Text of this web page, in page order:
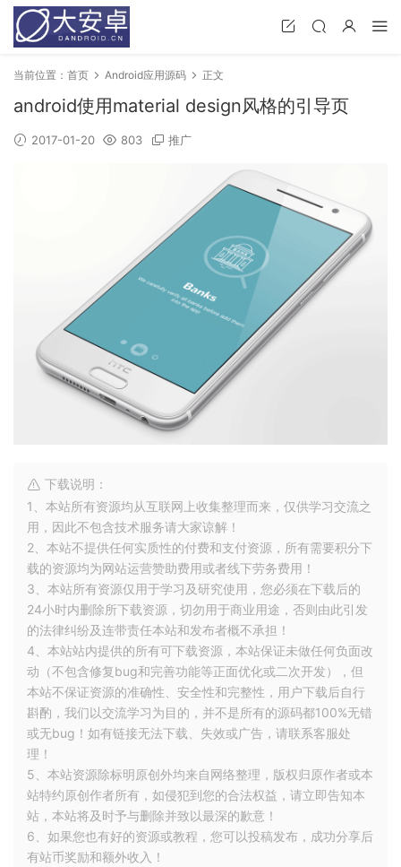
当前位置： 首页 Android应用源码 正文
android使用material design风格的引导页
2017-01-20 803 推广
下载说明：
1、本站所有资源均从互联网上收集整理而来，仅供学习交流之
用，因此不包含技术服务请大家谅解！
2、本站不提供任何实质性的付费和支付资源，所有需要积分下
载的资源均为网站运营赞助费用或者线下劳务费用！
3、本站所有资源仅用于学习及研究使用，您必须在下载后的
24小时内删除所下载资源，切勿用于商业用途，否则由此引发
的法律纠纷及连带责任本站和发布者概不承担！
4、本站站内提供的所有可下载资源，本站保证未做任何负面改
动（不包含修复bug和完善功能等正面优化或二次开发），但
本站不保证资源的准确性、安全性和完整性，用户下载后自行
斟酌，我们以交流学习为目的，并不是所有的源码都100%无错
或无bug！如有链接无法下载、失效或广告，请联系客服处
理！
5、本站资源除标明原创外均来自网络整理，版权归原作者或本
站特约原创作者所有，如侵犯到您的合法权益，请立即告知本
站，本站将及时予与删除并致以最深的歉意！
6、如果您也有好的资源或教程，您可以投稿发布，成功分享后
有站币奖励和额外收入！